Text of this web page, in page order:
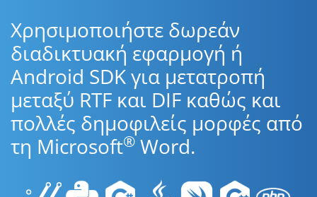
Χρησιμοποιήστε δωρεάν
διαδικτυακή εφαρμογή ή
Android SDK για μετατροπή
μεταξύ RTF και DIF καθώς και
πολλές δημοφιλείς μορφές από
τη Microsoft® Word.